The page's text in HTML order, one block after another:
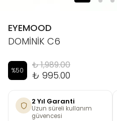
EYEMOOD
DOMİNİK C6
%50 ₺ 1,989.00
₺ 995.00
2 Yıl Garanti
Uzun süreli kullanım
güvencesi